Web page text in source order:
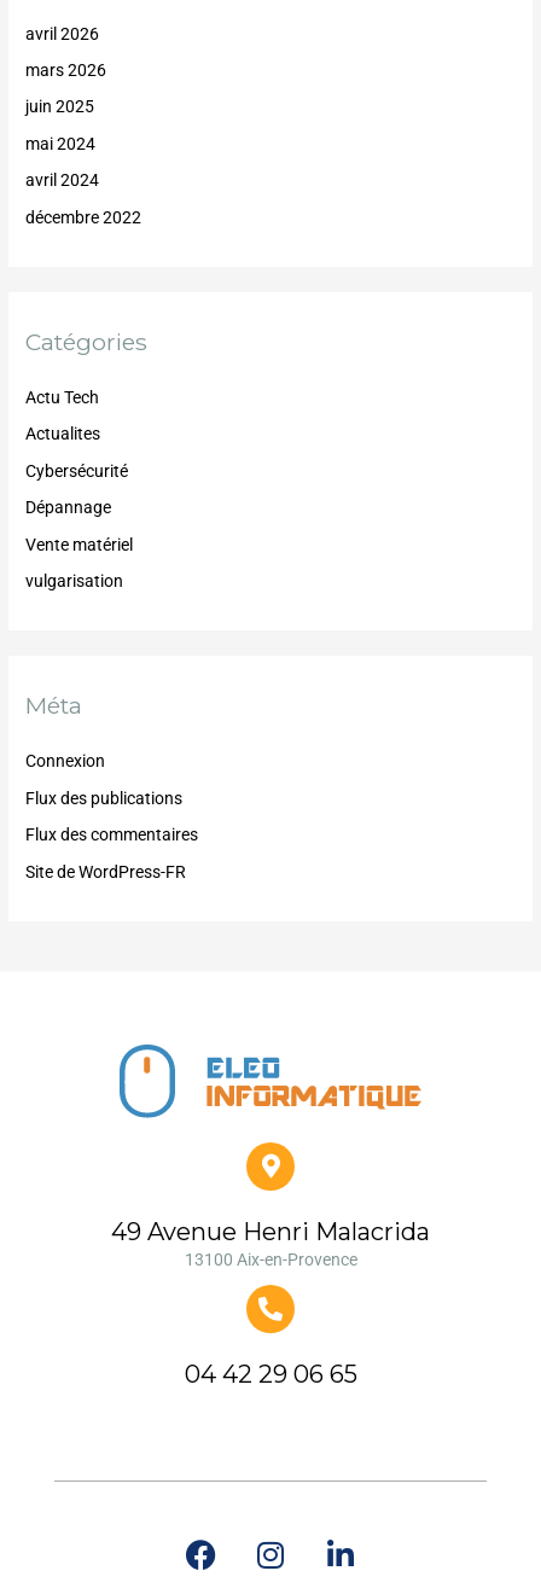
avril 2026
mars 2026
juin 2025
mai 2024
avril 2024
décembre 2022
Catégories
Actu Tech
Actualites
Cybersécurité
Dépannage
Vente matériel
vulgarisation
Méta
Connexion
Flux des publications
Flux des commentaires
Site de WordPress-FR
49 Avenue Henri Malacrida
13100 Aix-en-Provence
04 42 29 06 65
F
a
I
n
i